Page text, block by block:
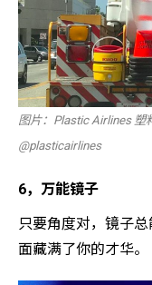
图片：Plastic Airlines 塑
@plasticairlines
6，万能镜子
只要角度对，镜子
面藏满了你的才华。